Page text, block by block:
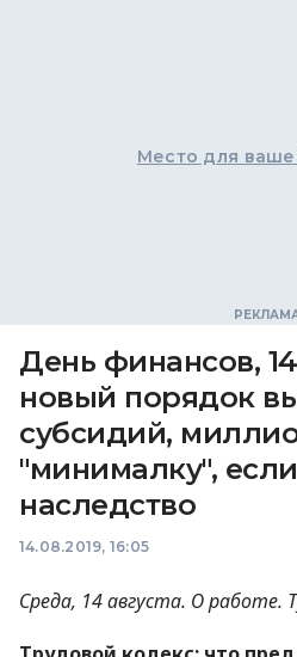
Место для
День финансов, 14
новый порядок
субсидий,
"минималку",
наследство
14.08.2019, 16:05
Среда, 14 августа. О